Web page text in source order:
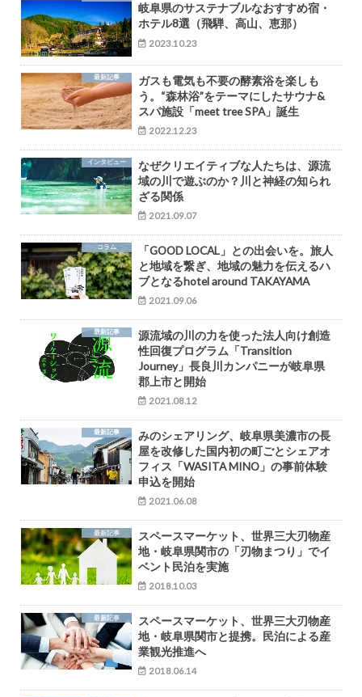
岐阜県のサステナブルなおすすめ宿・
ホテル8選（飛騨、高山、恵那）
2023.10.23
最新記事
ガスも電気も不要の酵素浴を楽しも
う。“森林浴”をテーマにしたサウナ&
スパ施設「meet tree SPA」誕生
2022.12.23
インタビュー
なぜクリエイティブな人たちは、源流
域の川で遊ぶのか？川と神経の知られ
ざる関係
2021.09.07
コラム
「GOOD LOCAL」との出会いを。旅人
と地域を繋ぎ、地域の魅力を伝えるハ
ブとなるhotel around TAKAYAMA
2021.09.06
最新記事
源流域の川の力を使った法人向け創造
性回復プログラム「Transition
Journey」長良川カンパニーが岐阜県
郡上市と開始
2021.08.12
最新記事
みのシェアリング、岐阜県美濃市の長
屋を改修した国内初の町ごとシェアオ
フィス「WASITA MINO」の事前体験
申込を開始
2021.06.08
最新記事
スペースマーケット、世界三大刃物産
地・岐阜県関市の「刃物まつり」でイ
ベント民泊を実施
2018.10.03
最新記事
スペースマーケット、世界三大刃物産
地・岐阜県関市と提携。民泊による産
業観光推進へ
2018.06.14